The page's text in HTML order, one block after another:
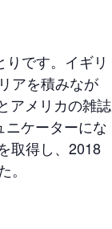
です。イギリ
アを積みなが
アメリカの雑誌
ケーターにな
取得し、2018